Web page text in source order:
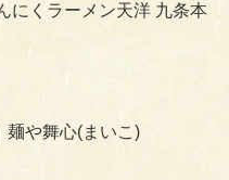
にくラーメン天洋 九条本
麺や舞心(まいこ)